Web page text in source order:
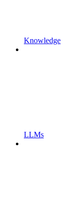
Knowledge
LLMs